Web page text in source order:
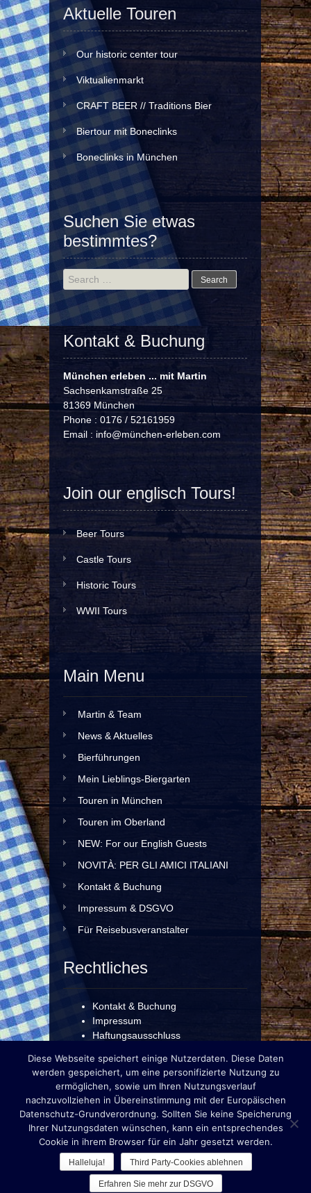
Aktuelle Touren
Our historic center tour
Viktualienmarkt
CRAFT BEER // Traditions Bier
Biertour mit Boneclinks
Boneclinks in München
Suchen Sie etwas
bestimmtes?
Search
for:
Kontakt & Buchung
München erleben ... mit Martin
Sachsenkamstraße 25
81369 München
Phone : 0176 / 52161959
Email : info@münchen-erleben.com
Join our englisch Tours!
Beer Tours
Castle Tours
Historic Tours
WWII Tours
Main Menu
Martin & Team
News & Aktuelles
Bierführungen
Mein Lieblings-Biergarten
Touren in München
Touren im Oberland
NEW: For our English Guests
NOVITÀ: PER GLI AMICI ITALIANI
Kontakt & Buchung
Impressum & DSGVO
Für Reisebusveranstalter
Rechtliches
Kontakt & Buchung
Impressum
Haftungsausschluss
For our English & Italian
Guests!
© München erleben... mit Martin Schega
Diese Webseite speichert einige Nutzerdaten. Diese Daten
werden gespeichert, um eine personifizierte Nutzung zu
ermöglichen, sowie um Ihren Nutzungsverlauf
nachzuvollziehen in Übereinstimmung mit der Europäischen
Datenschutz-Grundverordnung. Sollten Sie keine Speicherung
Ihrer Nutzungsdaten wünschen, kann ein entsprechendes
Cookie in ihrem Browser für ein Jahr gesetzt werden.
Halleluja! Third Party-Cookies ablehnen
Erfahren Sie mehr zur DSGVO